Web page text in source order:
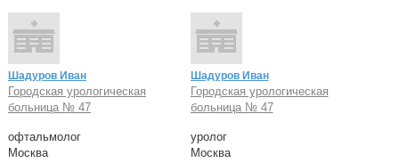
Шадуров Иван
Городская урологическая
больница № 47
офтальмолог
Москва
Шадуров Иван
Городская урологическая
больница № 47
уролог
Москва